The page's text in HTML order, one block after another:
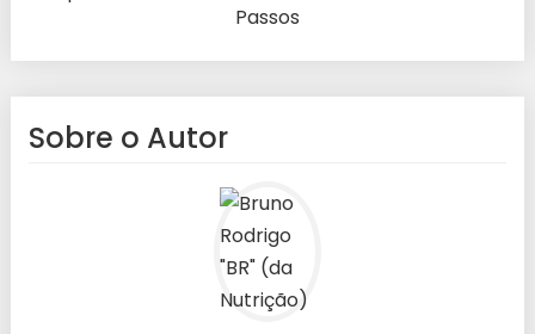
Passos
Sobre o Autor